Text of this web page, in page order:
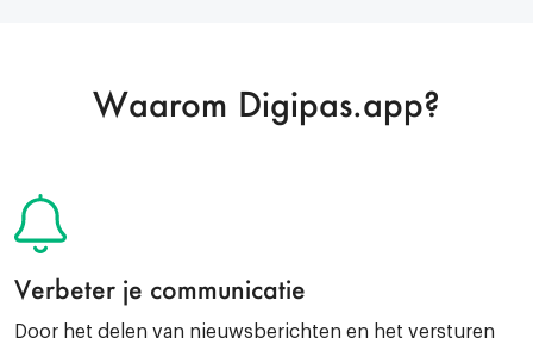
Waarom Digipas.app?
Verbeter je communicatie
Door het delen van nieuwsberichten en het versturen